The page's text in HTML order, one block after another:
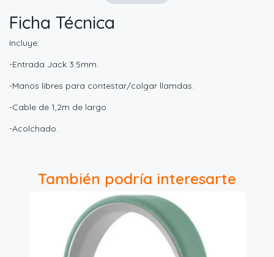
Ficha Técnica
Incluye:
-Entrada Jack 3.5mm.
-Manos libres para contestar/colgar llamdas.
-Cable de 1,2m de largo.
-Acolchado.
También podría interesarte